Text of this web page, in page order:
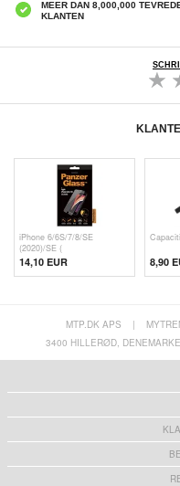
MEER DAN 8,000,000
KLANTEN
iPhone 6/6S/7/8/SE
(2020)/SE (
14,10 EUR 8,90
MTP.DK APS |
3400 HILLERØD,